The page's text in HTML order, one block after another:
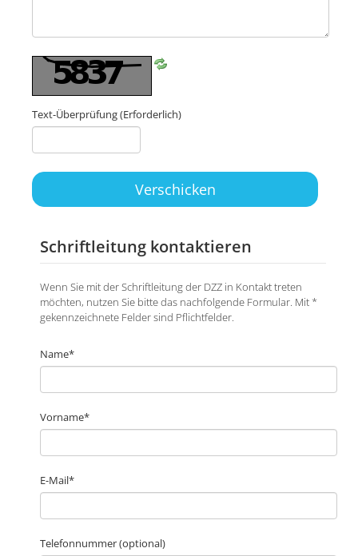
Text-Überprüfung(Erforderlich)
Verschicken
Schriftleitung kontaktieren
Wenn Sie mit der Schriftleitung der DZZ in Kontakt treten
möchten, nutzen Sie bitte das nachfolgende Formular. Mit *
gekennzeichnete Felder sind Pflichtfelder.
Name*
Vorname*
E-Mail*
Telefonnummer (optional)